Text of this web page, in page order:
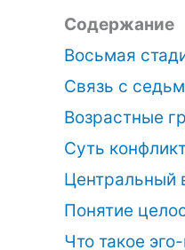
Содержание
Восьмая
Связь с
Возрастные
Суть
Центральный
Понятие
Что такое